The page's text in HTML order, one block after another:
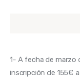
1- A fecha de marzo
inscripción de 155€